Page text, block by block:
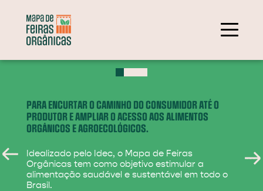
PARA ENCURTAR O CAMINHO DO CONSUMIDOR ATÉ O
PRODUTOR E AMPLIAR O ACESSO AOS ALIMENTOS
ORGÂNICOS E AGROECOLÓGICOS.
Idealizado pelo Idec, o Mapa de Feiras
Orgânicas tem como objetivo estimular a
alimentação saudável e sustentável em todo o
Brasil.